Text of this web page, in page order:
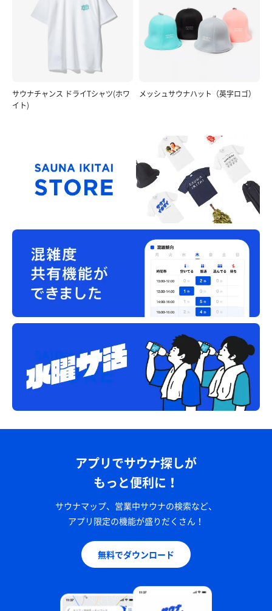
サウナチャンス ドライTシャツ(ホワ
イト)
メッシュサウナハット（英字ロゴ）
アプリでサウナ探しが
もっと便利に！
サウナマップ、営業中サウナの検索など、
アプリ限定の機能が盛りだくさん！
無料でダウンロード